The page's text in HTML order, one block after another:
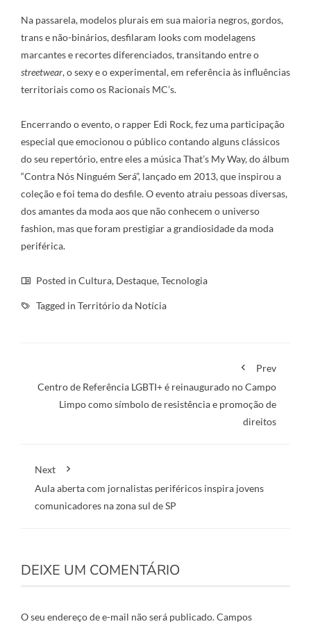
Na passarela, modelos plurais em sua maioria negros, gordos,
trans e não-binários, desfilaram looks com modelagens
marcantes e recortes diferenciados, transitando entre o
streetwear, o sexy e o experimental, em referência às influências
territoriais como os Racionais MC’s.
Encerrando o evento, o rapper Edi Rock, fez uma participação
especial que emocionou o público contando alguns clássicos
do seu repertório, entre eles a música That’s My Way, do álbum
“Contra Nós Ninguém Será”, lançado em 2013, que inspirou a
coleção e foi tema do desfile. O evento atraiu pessoas diversas,
dos amantes da moda aos que não conhecem o universo
fashion, mas que foram prestigiar a grandiosidade da moda
periférica.
Posted in Cultura, Destaque,Tecnologia
Tagged in Território da Notícia
Prev
Centro de Referência LGBTI+ é reinaugurado no Campo
Limpo como símbolo de resistência e promoção de
direitos
Next
Aula aberta com jornalistas periféricos inspira jovens
comunicadores na zona sul de SP
DEIXE UM COMENTÁRIO
O seu endereço de e-mail não será publicado.Campos